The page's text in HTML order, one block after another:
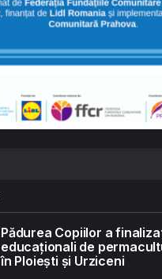
Pădurea Copiilor a
educaționali de
în Ploiești și Urziceni